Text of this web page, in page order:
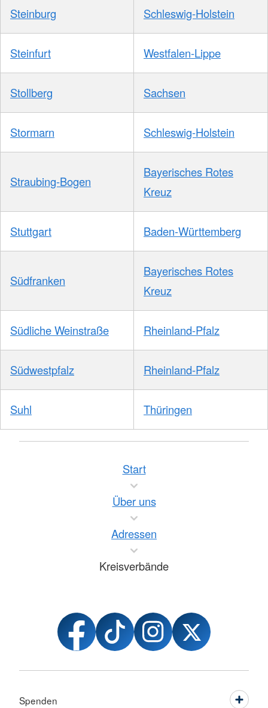
Steinburg Schleswig-Holstein
Steinfurt Westfalen-Lippe
Stollberg Sachsen
Stormarn Schleswig-Holstein
Straubing-Bogen
Bayerisches Rotes
Kreuz
Stuttgart Baden-Württemberg
Südfranken
Bayerisches Rotes
Kreuz
Südliche Weinstraße Rheinland-Pfalz
Südwestpfalz Rheinland-Pfalz
Suhl Thüringen
Start
Über uns
Adressen
Kreisverbände
Spenden